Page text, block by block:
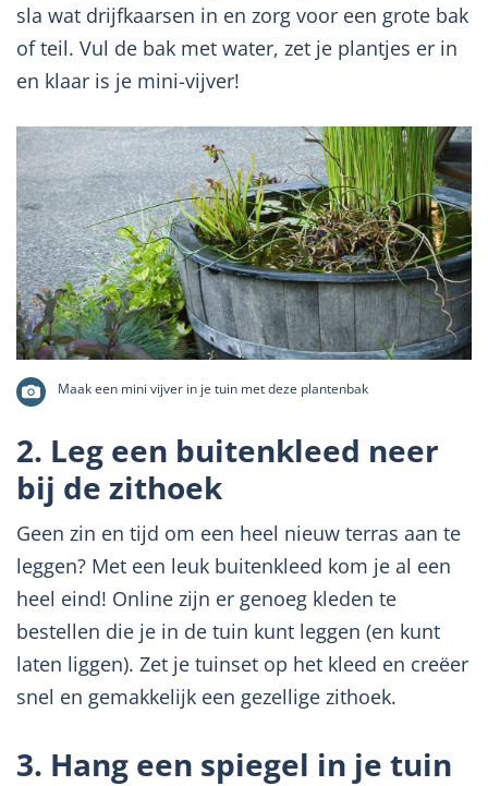
sla wat drijfkaarsen in en zorg voor een grote bak
of teil. Vul de bak met water, zet je plantjes er in
en klaar is je mini-vijver!
Maak een mini vijver in je tuin met deze plantenbak
2. Leg een buitenkleed neer
bij de zithoek
Geen zin en tijd om een heel nieuw terras aan te
leggen? Met een leuk buitenkleed kom je al een
heel eind! Online zijn er genoeg kleden te
bestellen die je in de tuin kunt leggen (en kunt
laten liggen). Zet je tuinset op het kleed en creëer
snel en gemakkelijk een gezellige zithoek.
3. Hang een spiegel in je tuin